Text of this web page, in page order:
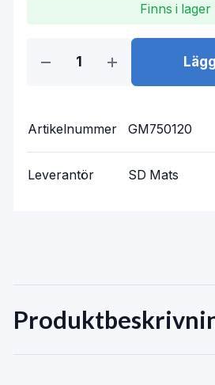
Finns i lager
Artikelnummer GM750120
Leverantör SD Mats